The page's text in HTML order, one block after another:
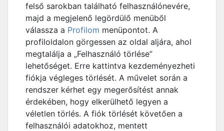
felső sarokban található felhasználónevére,
majd a megjelenő legördülő menüből
válassza a Profilom menüpontot. A
profiloldalon görgessen az oldal aljára, ahol
megtalálja a „Felhasználó törlése”
lehetőséget. Erre kattintva kezdeményezheti
fiókja végleges törlését. A művelet során a
rendszer kérhet egy megerősítést annak
érdekében, hogy elkerülhető legyen a
véletlen törlés. A fiók törlését követően a
felhasználói adatokhoz, mentett